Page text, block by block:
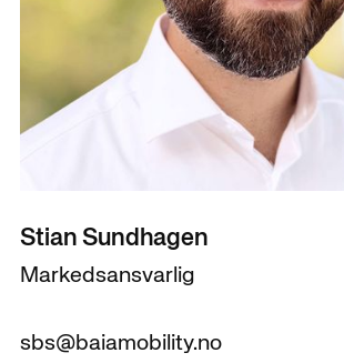
Stian Sundhagen
Markedsansvarlig
sbs@baiamobility.no